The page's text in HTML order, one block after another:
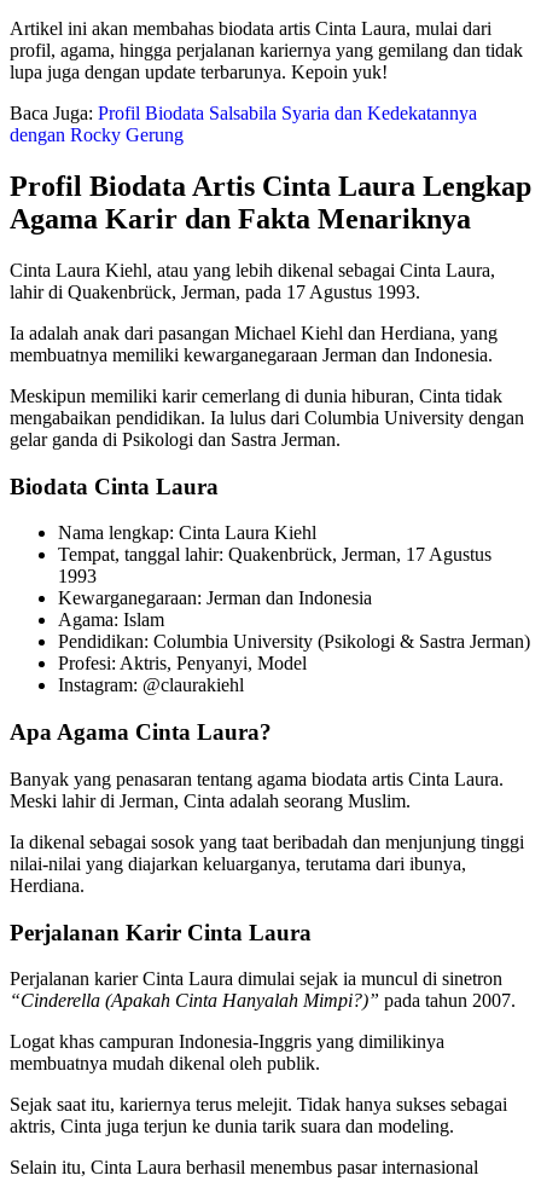
Artikel ini akan membahas biodata artis Cinta Laura, mulai dari
profil, agama, hingga perjalanan kariernya yang gemilang dan tidak
lupa juga dengan update terbarunya. Kepoin yuk!
Baca Juga: Profil Biodata Salsabila Syaria dan Kedekatannya
dengan Rocky Gerung
Profil Biodata Artis Cinta Laura Lengkap
Agama Karir dan Fakta Menariknya
Cinta Laura Kiehl, atau yang lebih dikenal sebagai Cinta Laura,
lahir di Quakenbrück, Jerman, pada 17 Agustus 1993.
Ia adalah anak dari pasangan Michael Kiehl dan Herdiana, yang
membuatnya memiliki kewarganegaraan Jerman dan Indonesia.
Meskipun memiliki karir cemerlang di dunia hiburan, Cinta tidak
mengabaikan pendidikan. Ia lulus dari Columbia University dengan
gelar ganda di Psikologi dan Sastra Jerman.
Biodata Cinta Laura
Nama lengkap: Cinta Laura Kiehl
Tempat, tanggal lahir: Quakenbrück, Jerman, 17 Agustus
1993
Kewarganegaraan: Jerman dan Indonesia
Agama: Islam
Pendidikan: Columbia University (Psikologi & Sastra Jerman)
Profesi: Aktris, Penyanyi, Model
Instagram: @claurakiehl
Apa Agama Cinta Laura?
Banyak yang penasaran tentang agama biodata artis Cinta Laura.
Meski lahir di Jerman, Cinta adalah seorang Muslim.
Ia dikenal sebagai sosok yang taat beribadah dan menjunjung tinggi
nilai-nilai yang diajarkan keluarganya, terutama dari ibunya,
Herdiana.
Perjalanan Karir Cinta Laura
Perjalanan karier Cinta Laura dimulai sejak ia muncul di sinetron
“Cinderella (Apakah Cinta Hanyalah Mimpi?)” pada tahun 2007.
Logat khas campuran Indonesia-Inggris yang dimilikinya
membuatnya mudah dikenal oleh publik.
Sejak saat itu, kariernya terus melejit. Tidak hanya sukses sebagai
aktris, Cinta juga terjun ke dunia tarik suara dan modeling.
Selain itu, Cinta Laura berhasil menembus pasar internasional